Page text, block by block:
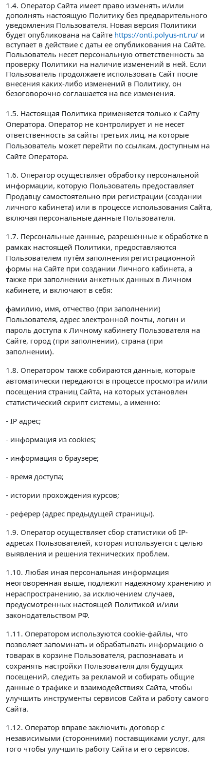
1.4. Оператор Сайта имеет право изменять и/или
дополнять настоящую Политику без предварительного
уведомления Пользователя. Новая версия Политики
будет опубликована на Сайте https://onti.polyus-nt.ru/ и
вступает в действие с даты ее опубликования на Сайте.
Пользователь несет персональную ответственность за
проверку Политики на наличие изменений в ней. Если
Пользователь продолжаете использовать Сайт после
внесения каких-либо изменений в Политику, он
безоговорочно соглашается на все изменения.
1.5. Настоящая Политика применяется только к Сайту
Оператора. Оператор не контролирует и не несет
ответственность за сайты третьих лиц, на которые
Пользователь может перейти по ссылкам, доступным на
Сайте Оператора.
1.6. Оператор осуществляет обработку персональной
информации, которую Пользователь предоставляет
Продавцу самостоятельно при регистрации (создании
личного кабинета) или в процессе использования Сайта,
включая персональные данные Пользователя.
1.7. Персональные данные, разрешённые к обработке в
рамках настоящей Политики, предоставляются
Пользователем путём заполнения регистрационной
формы на Сайте при создании Личного кабинета, а
также при заполнении анкетных данных в Личном
кабинете, и включают в себя:
фамилию, имя, отчество (при заполнении)
Пользователя, адрес электронной почты, логин и
пароль доступа к Личному кабинету Пользователя на
Сайте, город (при заполнении), страна (при
заполнении).
1.8. Оператором также собираются данные, которые
автоматически передаются в процессе просмотра и/или
посещения страниц Сайта, на которых установлен
статистический скрипт системы, а именно:
- IP адрес;
- информация из cookies;
- информация о браузере;
- время доступа;
- истории прохождения курсов;
- реферер (адрес предыдущей страницы).
1.9. Оператор осуществляет сбор статистики об IP-
адресах Пользователей, которая используется с целью
выявления и решения технических проблем.
1.10. Любая иная персональная информация
неоговоренная выше, подлежит надежному хранению и
нераспространению, за исключением случаев,
предусмотренных настоящей Политикой и/или
законодательством РФ.
1.11. Оператором используются cookie-файлы, что
позволяет запоминать и обрабатывать информацию о
товарах в корзине Пользователя, распознавать и
сохранять настройки Пользователя для будущих
посещений, следить за рекламой и собирать общие
данные о трафике и взаимодействиях Сайта, чтобы
улучшить инструменты сервисов Сайта и работу самого
Сайта.
1.12. Оператор вправе заключить договор с
независимыми (сторонними) поставщиками услуг, для
того чтобы улучшить работу Сайта и его сервисов.